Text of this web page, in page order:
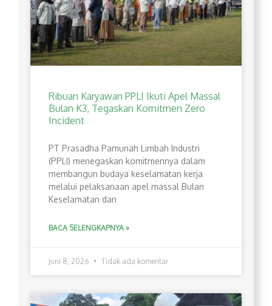
Ribuan Karyawan PPLI Ikuti Apel Massal
Bulan K3, Tegaskan Komitmen Zero
Incident
PT Prasadha Pamunah Limbah Industri
(PPLI) menegaskan komitmennya dalam
membangun budaya keselamatan kerja
melalui pelaksanaan apel massal Bulan
Keselamatan dan
BACA SELENGKAPNYA »
Juni 8, 2026 Tidak ada komentar